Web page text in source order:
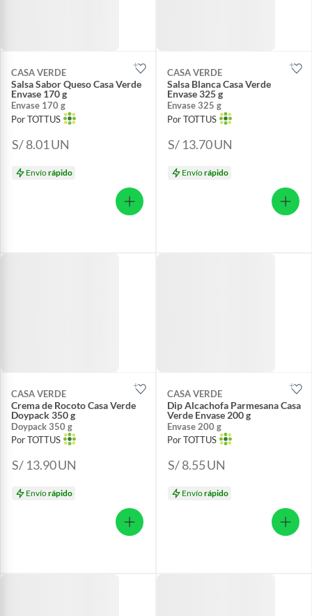
CASA VERDE
Salsa Sabor Queso Casa Verde
Envase 170 g
Envase 170 g
Por TOTTUS
S/ 8.01UN
Envíorápido
CASA VERDE
Salsa Blanca Casa Verde
Envase 325 g
Envase 325 g
Por TOTTUS
S/ 13.70UN
Envíorápido
CASA VERDE
Crema de Rocoto Casa Verde
Doypack 350 g
Doypack 350 g
Por TOTTUS
S/ 13.90UN
Envíorápido
CASA VERDE
Dip Alcachofa Parmesana Casa
Verde Envase 200 g
Envase 200 g
Por TOTTUS
S/ 8.55UN
Envíorápido